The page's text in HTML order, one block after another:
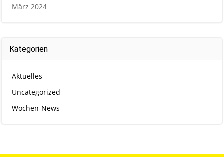
März 2024
Kategorien
Aktuelles
Uncategorized
Wochen-News